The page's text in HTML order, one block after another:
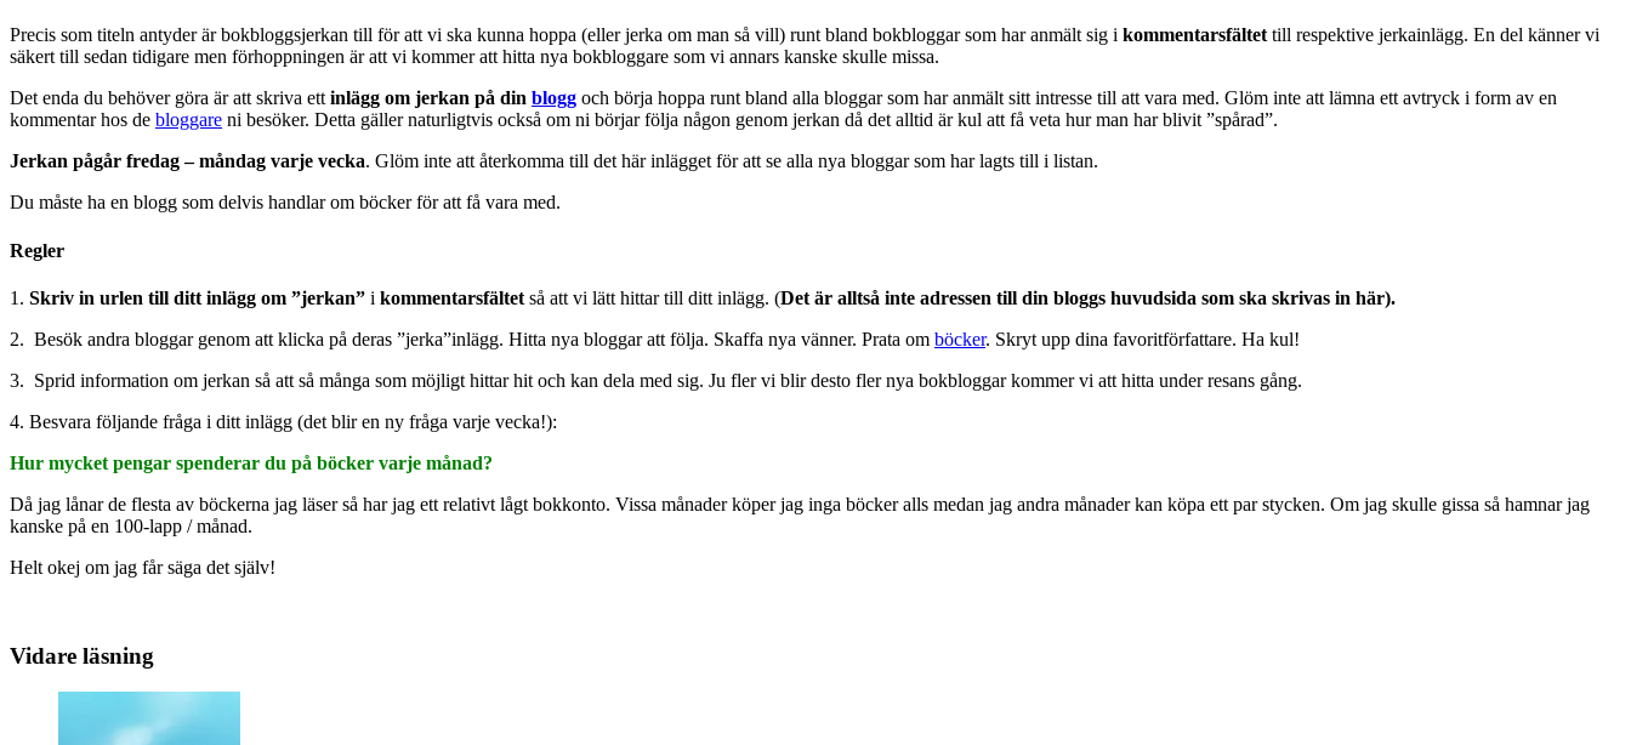
Precis som titeln antyder är bokbloggsjerkan till för att vi ska kunna hoppa (eller jerka om man så vill) runt bland bokbloggar som har anmält sig i kommentarsfältettill respektive jerkainlägg. En del känner vi
säkert till sedan tidigare men förhoppningen är att vi kommer att hitta nya bokbloggare som vi annars kanske skulle missa.
Det enda du behöver göra är att skriva ettinlägg om jerkan på din blogg och börja hoppa runt bland alla bloggar som har anmält sitt intresse till att vara med. Glöm inte att lämna ett avtryck i form av en
kommentar hos de bloggare ni besöker. Detta gäller naturligtvis också om ni börjar följa någon genom jerkan då det alltid är kul att få veta hur man har blivit ”spårad”.
Jerkan pågår fredag – måndag varje vecka. Glöm inte att återkomma till det här inlägget för att se alla nya bloggar som har lagts till i listan.
Du måste ha en blogg som delvis handlar om böcker för att få vara med.
Regler
1. Skriv in urlen till ditt inlägg om ”jerkan” i kommentarsfältet så att vi lätt hittar till ditt inlägg. (Det är alltså inte adressen till din bloggs huvudsida som ska skrivas in här).
2. Besök andra bloggar genom att klicka på deras ”jerka”inlägg. Hitta nya bloggar att följa. Skaffa nya vänner. Prata om böcker. Skryt upp dina favoritförfattare. Ha kul!
3. Sprid information om jerkan så att så många som möjligt hittar hit och kan dela med sig. Ju fler vi blir desto fler nya bokbloggar kommer vi att hitta under resans gång.
4. Besvara följande fråga i ditt inlägg (det blir en ny fråga varje vecka!):
Hur mycket pengar spenderar du på böcker varje månad?
Då jag lånar de flesta av böckerna jag läser så har jag ett relativt lågt bokkonto. Vissa månader köper jag inga böcker alls medan jag andra månader kan köpa ett par stycken. Om jag skulle gissa så hamnar jag
kanske på en 100-lapp / månad.
Helt okej om jag får säga det själv!
Vidare läsning